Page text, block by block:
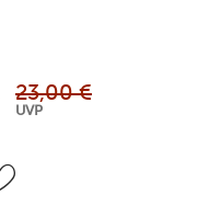
23,00 €
UVP